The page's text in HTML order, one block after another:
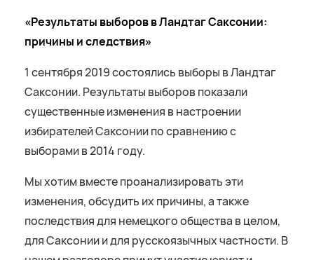
«Результаты выборов в Ландтаг Саксонии:
причины и следствия»
1 сентября 2019 состоялись выборы в Ландтаг
Саксонии. Результаты выборов показали
существенные изменения в настроении
избирателей Саксонии по сравнению с
выборами в 2014 году.
Мы хотим вместе проанализировать эти
изменения, обсудить их причины, а также
последствия для немецкого общества в целом,
для Саксонии и для русскоязычных частности. В